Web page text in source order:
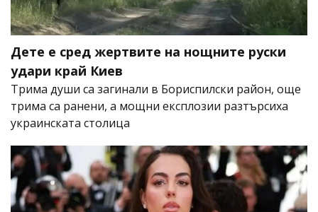
Дете е сред жертвите на нощните руски
удари край Киев
Трима души са загинали в Бориспилски район, още
трима са ранени, а мощни експлозии разтърсиха
украинската столица